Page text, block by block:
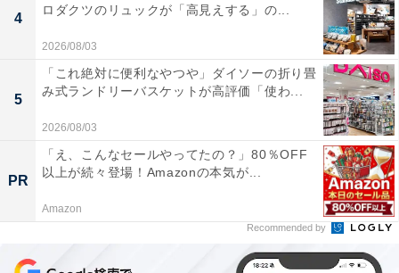
「収入が安定するまで」
実家暮らしを選んでいる理由を尋ねると「結婚し家を出
ていましたが、今年離婚を決意し、出産したばかりで就
職できておらず、収入がないため実家に帰ってきていま
した。その後元夫との話し合いをし、離婚しましたが、
4
ロダクツのリュックが「高見えする」の...
2026/08/03
5
「これ絶対に便利なやつや」ダイソーの折り畳
み式ランドリーバスケットが高評価「使わ...
2026/08/03
PR
「え、こんなセールやってたの？」80％OFF
以上が続々登場！Amazonの本気が...
Amazon
Recommended by